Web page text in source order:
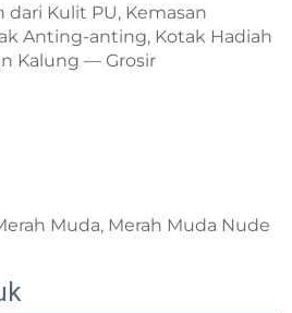
dari Kulit PU, Kemasan
Anting-anting, Kotak Hadiah
Kalung — Grosir
Muda, Merah Muda Nude